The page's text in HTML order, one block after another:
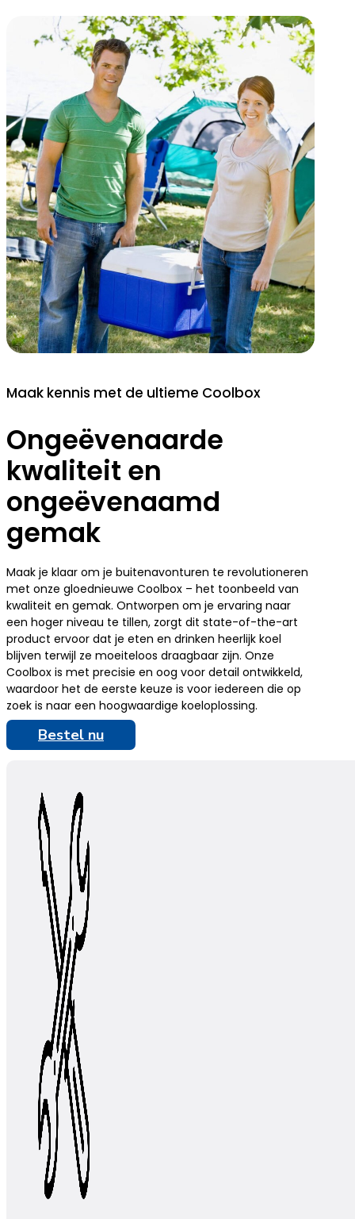
Maak kennis met de ultieme Coolbox
Ongeëvenaarde
kwaliteit en
ongeëvenaamd
gemak
Maak je klaar om je buitenavonturen te revolutioneren
met onze gloednieuwe Coolbox – het toonbeeld van
kwaliteit en gemak. Ontworpen om je ervaring naar
een hoger niveau te tillen, zorgt dit state-of-the-art
product ervoor dat je eten en drinken heerlijk koel
blijven terwijl ze moeiteloos draagbaar zijn. Onze
Coolbox is met precisie en oog voor detail ontwikkeld,
waardoor het de eerste keuze is voor iedereen die op
zoek is naar een hoogwaardige koeloplossing.
Bestel nu